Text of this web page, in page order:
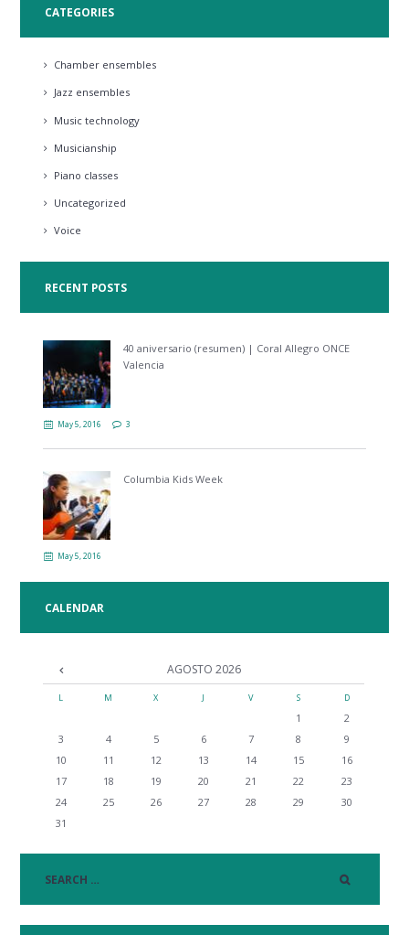
CATEGORIES
Chamber ensembles
Jazz ensembles
Music technology
Musicianship
Piano classes
Uncategorized
Voice
RECENT POSTS
40 aniversario (resumen) | Coral Allegro ONCE
Valencia
May 5, 2016 3
Columbia Kids Week
May 5, 2016
CALENDAR
AGOSTO 2026
L M X J V S D
1
2
3
4 5 6 7 8
9
10
11 12 13 14 15
16
17
18 19 20 21 22
23
24
25 26 27 28 29
30
31